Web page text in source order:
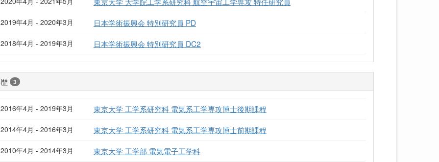
2019年4月 - 2020年3月 日本学術振興会 特別研究員 PD
2018年4月 - 2019年3月 日本学術振興会 特別研究員 DC2
3
2016年4月 - 2019年3月 東京大学 工学系研究科 電気系工学専攻博士後期課程
2014年4月 - 2016年3月 東京大学 工学系研究科 電気系工学専攻博士前期課程
2010年4月 - 2014年3月 東京大学 工学部 電気電子工学科